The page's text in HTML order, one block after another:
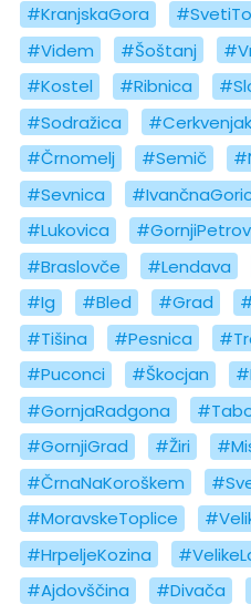
#KranjskaGora
#Videm
#Šoštanj
#Kostel
#Ribnica
#Sodražica
#Cerkvenjak
#Črnomelj
#Semič
#Sevnica
#Lukovica
#Braslovče
#Lendava
#Ig
#Bled #Grad
#Tišina
#Pesnica
#Puconci
#Škocjan
#GornjaRadgona
#GornjiGrad
#Žiri
#ČrnaNaKoroškem
#MoravskeToplice
#HrpeljeKozina
#Ajdovščina
#Divača